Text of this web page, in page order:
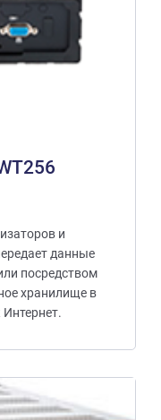
и
данные
посредством
хранилище в
Интернет.